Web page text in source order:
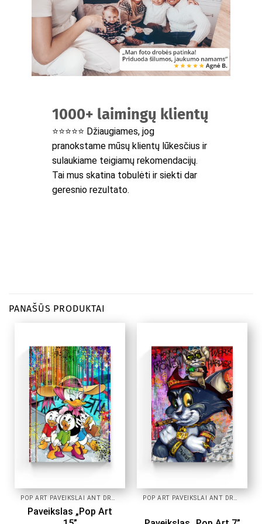
1000+ laimingų klientų
⭐⭐⭐⭐⭐ Džiaugiames, jog
pranokstame mūsų klientų lūkesčius ir
sulaukiame teigiamų rekomendacijų.
Tai mus skatina tobulėti ir siekti dar
geresnio rezultato.
PANAŠŪS PRODUKTAI
Paveikslas „Pop Art